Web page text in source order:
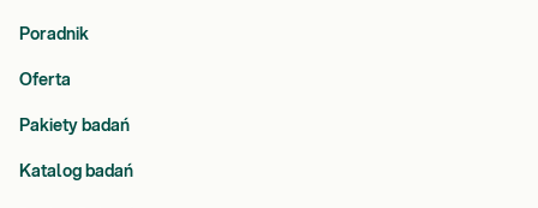
Poradnik
Oferta
Pakiety badań
Katalog badań